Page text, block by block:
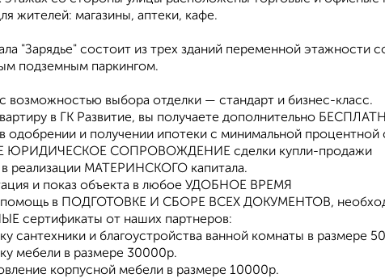
жителей: магазины, аптеки, кафе.
"Зарядье" состоит из трех зданий переменной
подземным паркингом.
возможностью выбора отделки — стандарт и бизнес-класс.
в ГК Развитие, вы получаете дополнительно
одобрении и получении ипотеки с минимальной процентной
СОПРОВОЖДЕНИЕ сделки купли-продажи
реализации МАТЕРИНСКОГО капитала.
и показ объекта в любое УДОБНОЕ ВРЕМЯ
в ПОДГОТОВКЕ И СБОРЕ ВСЕХ ДОКУМЕНТОВ,
сертификаты от наших партнеров:
сантехники и благоустройства ванной комнаты в размере
мебели в размере 30000р.
корпусной мебели в размере 10000р.